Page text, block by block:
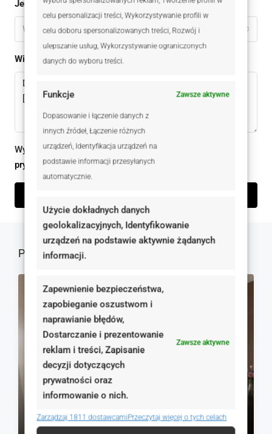
celu personalizacji treści, Wykorzystywanie profili w
celu doboru spersonalizowanych treści, Rozwój i
ulepszanie usług, Wykorzystywanie ograniczonych
danych do wyboru treści.
Funkcje Zawsze aktywne
Dopasowanie i łączenie danych z
innych źródeł, Łączenie różnych
urządzeń, Identyfikacja urządzeń na
podstawie informacji przesyłanych
automatycznie.
Użycie dokładnych danych
geolokalizacyjnych, Identyfikowanie
urządzeń na podstawie aktywnie żądanych
informacji.
Zapewnienie bezpieczeństwa,
zapobieganie oszustwom i
naprawianie błędów,
Dostarczanie i prezentowanie
reklam i treści, Zapisanie
decyzji dotyczących
prywatności oraz
informowanie o nich.
Zawsze aktywne
Zarządzaj 1811 dostawcamiPrzeczytaj więcej o tych celach
Jestem
Wybierz
Wiadomomść
Wysyłając ten formularz zgadzam się z
prywatności
Podobne oferty
NA SPRZEDAŻ
530 000 zł